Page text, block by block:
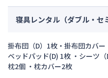
寝具レンタル（ダブル・セ
掛布団（D）1枚・掛布団カバー
ベッドパッド(D) 1枚 ・シーツ（
枕2個 ・枕カバー2枚